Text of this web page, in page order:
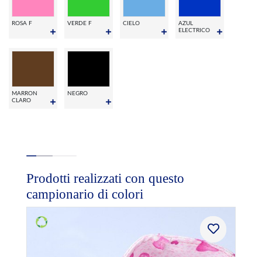
ROSA F VERDE F CIELO
AZUL
ELECTRICO
MARRON
CLARO
NEGRO
Prodotti realizzati con questo
campionario di colori